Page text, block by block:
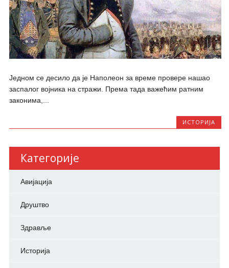
Једном се десило да је Наполеон за време провере нашао
заспалог војника на стражи. Према тада важећим ратним
законима,...
ИСТОРИЈА
Категорије
Авијација
Друштво
Здравље
Историја